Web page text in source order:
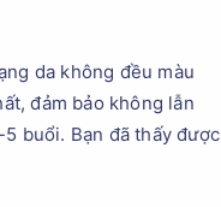
da không đều màu
đảm bảo không lẫn
buổi. Bạn đã thấy được